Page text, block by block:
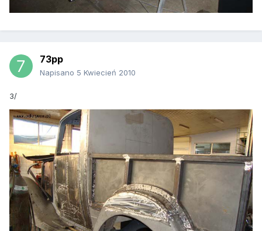
73pp
Napisano 5 Kwiecień 2010
3/